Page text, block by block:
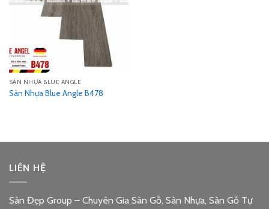
SÀN NHỰA BLUE ANGLE
Sàn Nhựa Blue Angle B478
LIÊN HỆ
Sàn Đẹp Group – Chuyên Gia Sàn Gỗ, Sàn Nhựa, Sàn Gỗ Tự